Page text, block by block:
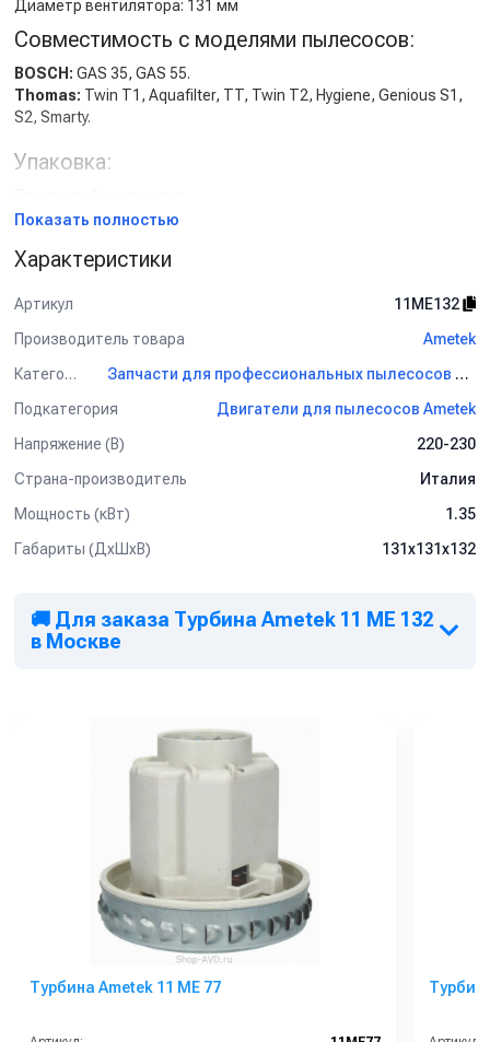
Диаметр вентилятора: 131 мм
Совместимость с моделями пылесосов:
BOSCH: GAS 35, GAS 55.
Thomas: Twin T1, Aquafilter, TT, Twin T2, Hygiene, Genious S1,
S2, Smarty.
Упаковка:
Оптовая упаковка: 12 шт в коробке.
Дублирующий артикул:
46736017 / 046736017 / 467.3.6017 / 11 ME 132 / 11ME132 /
4673.601-7 / 467.3601-7 / 4673601-7 / 11 me 132 / 11me132
Показать полностью
Характеристики
Артикул
11ME132
Производитель товара
Ametek
Категория
Запчасти для профессиональных пылесосов Ametek
Подкатегория
Двигатели для пылесосов Ametek
Напряжение (В)
220-230
Страна-производитель
Италия
Мощность (кВт)
1.35
Габариты (ДхШхВ)
131х131х132
🚚 Для заказа Турбина Ametek 11 ME 132
в Москве
Турбина Ametek 11 ME 77